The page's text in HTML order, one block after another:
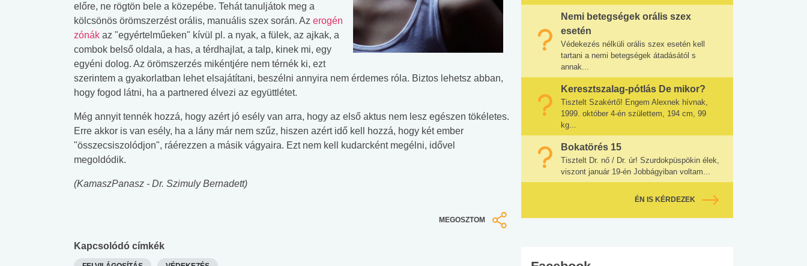
előre, ne rögtön bele a közepébe. Tehát tanuljátok meg a
kölcsönös örömszerzést orális, manuális szex során. Az erogén
zónák az "egyértelműeken" kívül pl. a nyak, a fülek, az ajkak, a
combok belső oldala, a has, a térdhajlat, a talp, kinek mi, egy
egyéni dolog. Az örömszerzés mikéntjére nem térnék ki, ezt
szerintem a gyakorlatban lehet elsajátítani, beszélni annyira nem érdemes róla. Biztos lehetsz abban,
hogy fogod látni, ha a partnered élvezi az együttlétet.
Még annyit tennék hozzá, hogy azért jó esély van arra, hogy az első aktus nem lesz egészen tökéletes.
Erre akkor is van esély, ha a lány már nem szűz, hiszen azért idő kell hozzá, hogy két ember
"összecsiszolódjon", ráérezzen a másik vágyaira. Ezt nem kell kudarcként megélni, idővel
megoldódik.
(KamaszPanasz - Dr. Szimuly Bernadett)
MEGOSZTOM
Kapcsolódó címkék
Nemi betegségek orális szex
esetén
Védekezés nélküli orális szex esetén kell
tartani a nemi betegségek átadásától s
annak...
Keresztszalag-pótlás De mikor?
Tisztelt Szakértő! Engem Alexnek hívnak,
1999. október 4-én születtem, 194 cm, 99
kg...
Bokatörés 15
Tisztelt Dr. nő / Dr. úr! Szurdokpüspökin élek,
viszont január 19-én Jobbágyiban voltam...
ÉN IS KÉRDEZEK